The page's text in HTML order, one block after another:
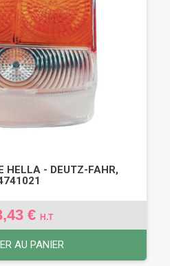
HELLA - DEUTZ-FAHR,
€ H.T
AU PANIER